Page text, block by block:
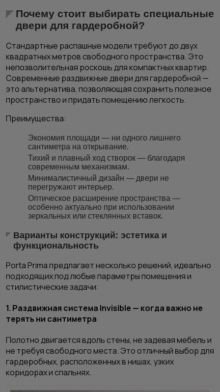
Почему стоит выбирать специальные
двери для гардеробной?
Стандартные распашные модели требуют до двух
квадратных метров свободного пространства. Это
непозволительная роскошь для компактных квартир.
Современные раздвижные двери для гардеробной —
это альтернатива, позволяющая сохранить полезное
пространство и придать помещению легкость.
Преимущества:
Экономия площади — ни одного лишнего
сантиметра на открывание.
Тихий и плавный ход створок — благодаря
современным механизмам.
Минималистичный дизайн — двери не
перегружают интерьер.
Оптическое расширение пространства —
особенно актуально при использовании
зеркальных или стеклянных вставок.
Варианты конструкций: эстетика и
функциональность
Porta Prima предлагает несколько решений, идеально
подходящих под любые параметры помещения и
стилистические задачи:
1. Раздвижная система Invisible — когда важно не
терять ни сантиметра
Полотно двигается вдоль стены, не задевая мебель и
не требуя свободного места. Это отличный выбор для
гардеробных, расположенных в нишах, узких
коридорах и спальнях.